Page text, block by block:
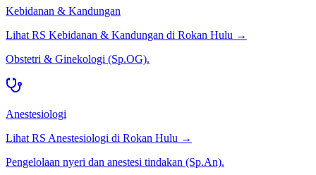
Kebidanan & Kandungan
Lihat RS Kebidanan & Kandungan di Rokan Hulu →
Obstetri & Ginekologi (Sp.OG).
Anestesiologi
Lihat RS Anestesiologi di Rokan Hulu →
Pengelolaan nyeri dan anestesi tindakan (Sp.An).